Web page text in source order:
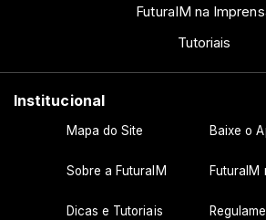
FuturaIM na
Tutoriais
Institucional
Mapa do Site Baixe o
Sobre a FuturaIM FuturaIM
Dicas e Tutoriais